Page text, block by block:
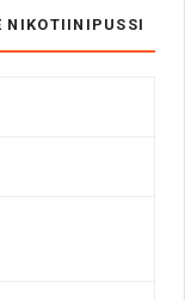
NIKOTIINIPUSSI